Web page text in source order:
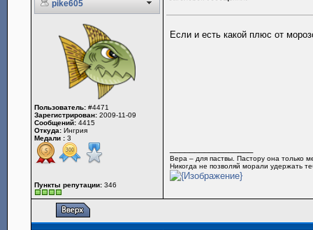
pike605
Пользователь: #4471
Зарегистрирован: 2009-11-09
Сообщений: 4415
Откуда: Ингрия
Медали : 3
Пункты репутации: 346
Если и есть какой плюс от
Вера – для паствы. Пастору она только
Никогда не позволяй морали удержать